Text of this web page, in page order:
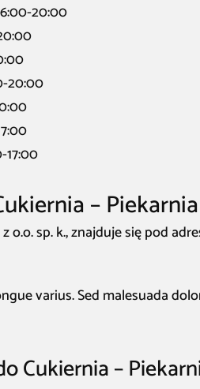
20:00
20:00
17:00
– Piekarnia
z o.o. sp. k., znajduje się pod
varius. Sed malesuada
Cukiernia –